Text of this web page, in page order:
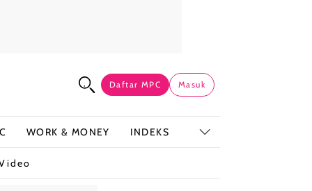
Daftar MPC Masuk
WORK & MONEY INDEKS